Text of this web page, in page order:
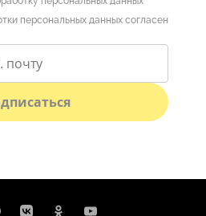
персональных данных согласен